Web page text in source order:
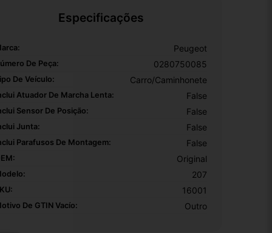
Especificações
Peugeot
De Peça: 0280750085
De Veículo: Carro/Caminhonete
Atuador De Marcha Lenta: False
Sensor De Posição: False
Junta: False
Parafusos De Montagem: False
Original
207
16001
De GTIN Vacío: Outro